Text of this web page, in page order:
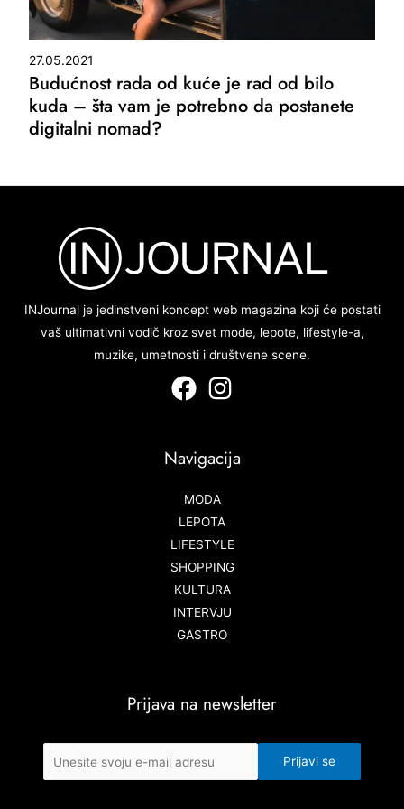
27.05.2021
Budućnost rada od kuće je rad od bilo
kuda – šta vam je potrebno da postanete
digitalni nomad?
INJournal je jedinstveni koncept web magazina koji će postati
vaš ultimativni vodič kroz svet mode, lepote, lifestyle-a,
muzike, umetnosti i društvene scene.
Navigacija
MODA
LEPOTA
LIFESTYLE
SHOPPING
KULTURA
INTERVJU
GASTRO
Prijava na newsletter